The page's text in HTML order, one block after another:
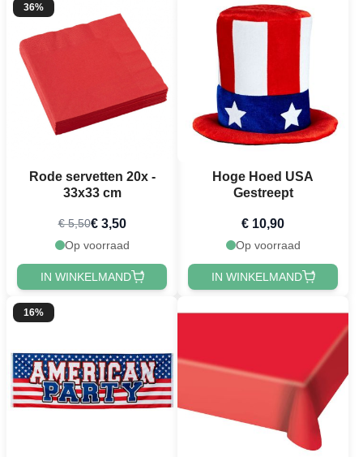
36%
Rode servetten 20x -
33x33 cm
€ 5,50€ 3,50
Op voorraad
IN WINKELMAND
Hoge Hoed USA
Gestreept
€ 10,90
Op voorraad
IN WINKELMAND
16%